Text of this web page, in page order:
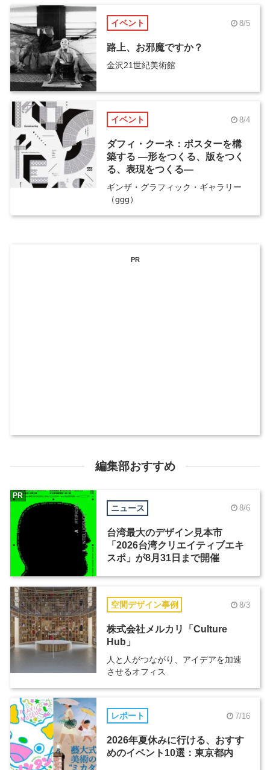
イベント 8/5
路上、お邪魔ですか？
金沢21世紀美術館
イベント 8/4
ダフィ・クーネ：ポスターを構
築する ―形をつくる、版をつく
る、表現をつくる―
ギンザ・グラフィック・ギャラリー
（ggg）
PR
編集部おすすめ
ニュース 8/6
台湾最大のデザイン見本市
「2026台湾クリエイティブエキ
スポ」が8月31日まで開催
PR
空間デザイン事例 8/3
株式会社メルカリ「Culture
Hub」
人と人がつながり、アイデアを加速
させるオフィス
レポート 7/16
2026年夏休みに行ける、おすす
めのイベント10選：東京都内